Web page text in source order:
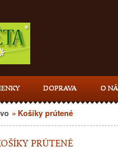
DOPRAVA O
» Košíky prútené
PRÚTENÉ